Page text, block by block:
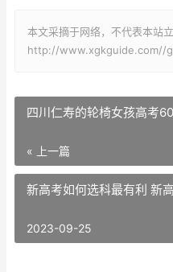
本文采摘于网络，不代表本站
http://www.xgkguide.com//
四川仁寿的轮椅女孩高考
« 上一篇
新高考
2023-09-25